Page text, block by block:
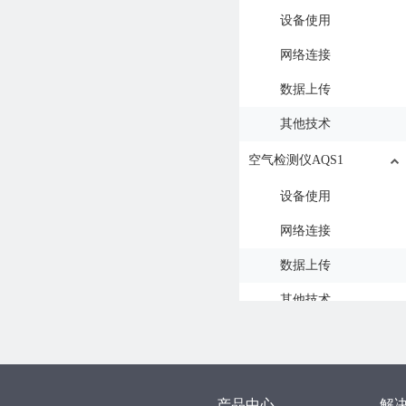
设备使用
网络连接
数据上传
其他技术
空气检测仪AQS1
设备使用
网络连接
数据上传
其他技术